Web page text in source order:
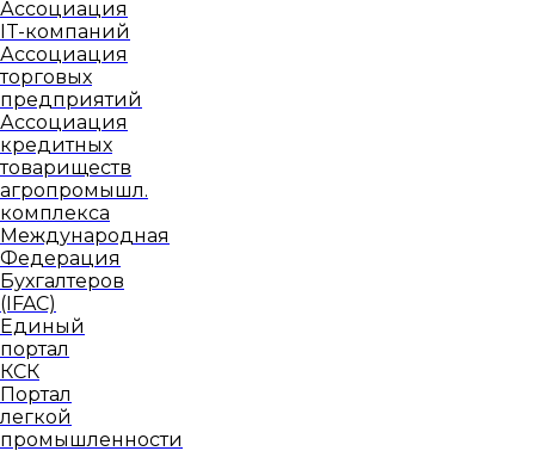
Ассоциация
IT-компаний
Ассоциация
торговых
предприятий
Ассоциация
кредитных
товариществ
агропромышл.
комплекса
Международная
Федерация
Бухгалтеров
(IFAC)
Единый
портал
КСК
Портал
легкой
промышленности